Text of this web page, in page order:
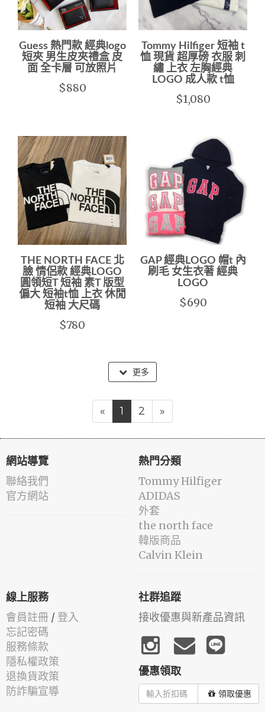
Guess 熱門款 經典logo
短夾 男生皮夾禮盒 皮
面 全卡層 可放照片
$880
Tommy Hilfiger 短袖 t
恤 現貨 超厚磅 衣服 刺
繡 上衣 左胸經典
LOGO 成人款 t恤
$1,080
THE NORTH FACE 北
臉 情侶款 經典LOGO
圓領短T 短袖 素T 版型
偏大 短袖t恤 上衣 休閒
短袖 大尺碼
$780
GAP 經典LOGO 帽t 內
刷毛 女生衣著 經典
LOGO
$690
更多
« 1 2 »
網站導覽
聯絡我們
官方網站
熱門分類
Tommy Hilfiger
ADIDAS
外套
the north face
韓版商品
Calvin Klein
線上服務
會員註冊 / 登入
忘記密碼
服務條款
隱私權政策
退換貨政策
防詐騙宣導
社群追蹤
接收優惠與新產品資訊
優惠領取
領取優惠